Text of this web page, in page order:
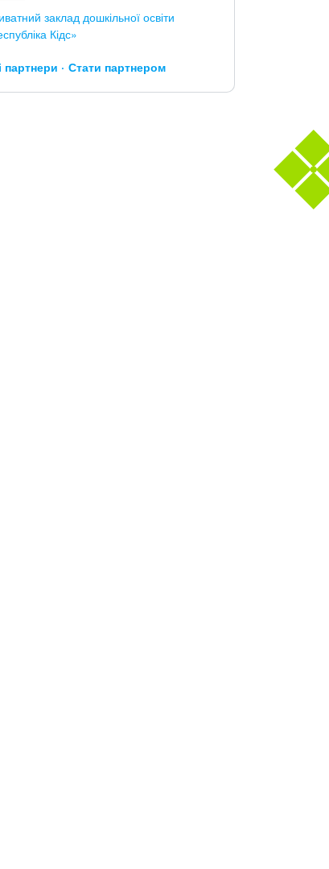
заклад дошкільної освіти
Кідс»
партнери Стати партнером